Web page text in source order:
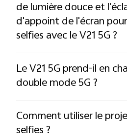
de lumière douce et
d'appoint de l'écran
selfies avec le V21 5G ?
Le V21 5G prend-il en
double mode 5G ?
Comment utiliser le
selfies ?